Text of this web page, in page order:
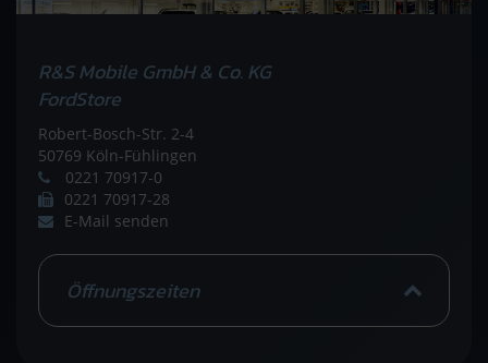
R&S Mobile GmbH & Co. KG
FordStore
Robert-Bosch-Str. 2-4
50769 Köln-Fühlingen
0221 70917-0
0221 70917-28
E-Mail senden
Öffnungszeiten